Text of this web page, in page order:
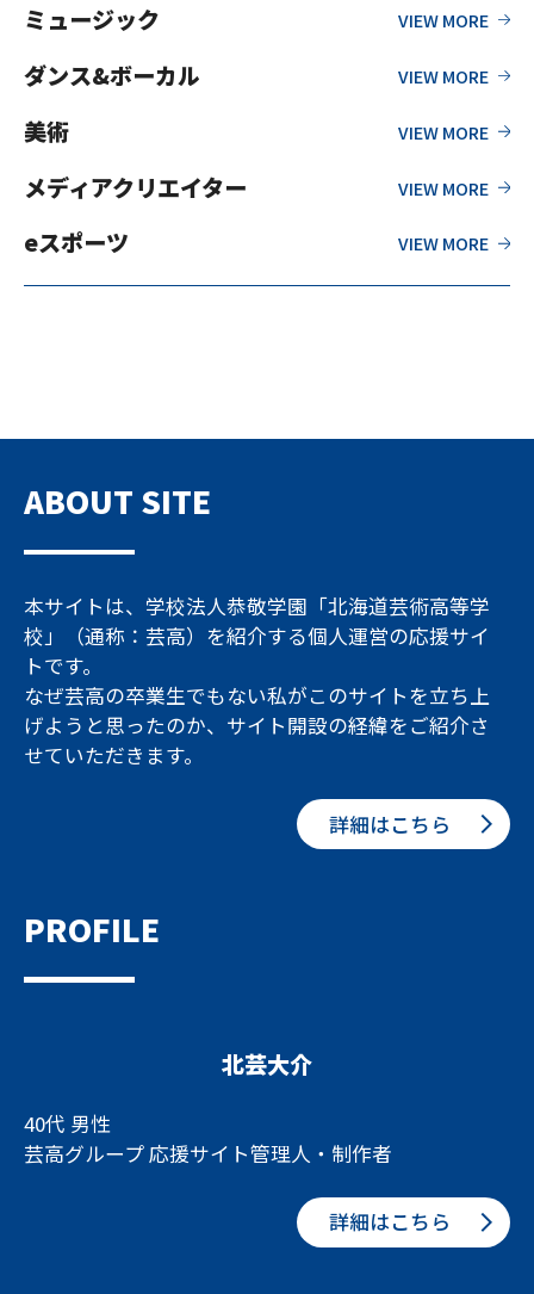
ミュージック
ダンス&ボーカル
美術
メディアクリエイター
eスポーツ
ABOUT SITE
本サイトは、学校法人恭敬学園「北海道芸術高等学
校」（通称：芸高）を紹介する個人運営の応援サイ
トです。
なぜ芸高の卒業生でもない私がこのサイトを立ち上
げようと思ったのか、サイト開設の経緯をご紹介さ
せていただきます。
詳細はこちら
PROFILE
北芸大介
40代 男性
芸高グループ 応援サイト管理人・制作者
詳細はこちら